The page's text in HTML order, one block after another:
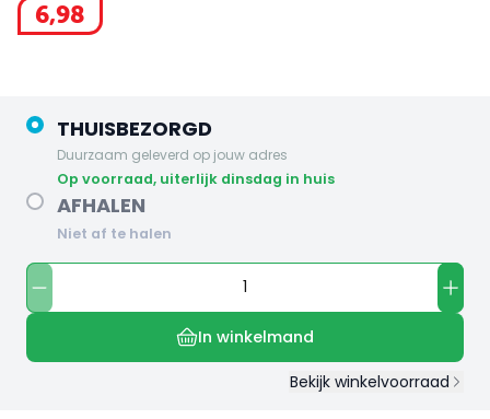
6,98
THUISBEZORGD
Duurzaam geleverd op jouw adres
op voorraad, uiterlijk dinsdag in huis
AFHALEN
Niet af te halen
In winkelmand
Bekijk winkelvoorraad